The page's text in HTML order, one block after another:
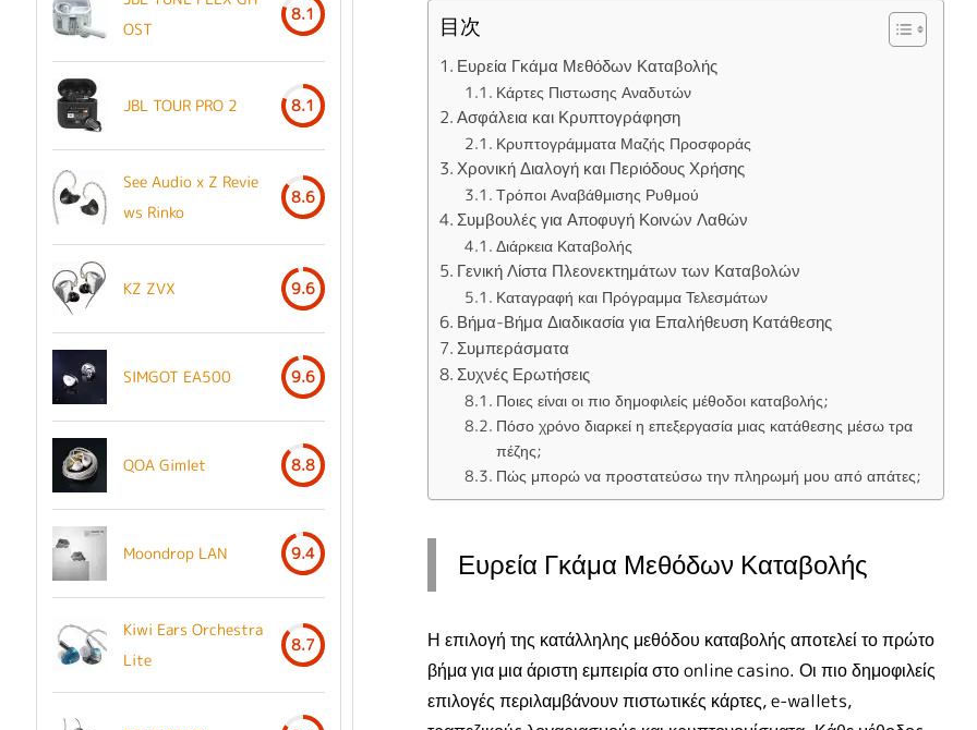
目次
Ευρεία Γκάμα Μεθόδων Καταβολής
Κάρτες Πιστωσης Αναδυτών
Ασφάλεια και Κρυπτογράφηση
Κρυπτογράμματα Μαζής Προσφοράς
Χρονική Διαλογή και Περιόδους Χρήσης
Τρόποι Αναβάθμισης Ρυθμού
Συμβουλές για Αποφυγή Κοινών Λαθών
Διάρκεια Καταβολής
Γενική Λίστα Πλεονεκτημάτων των Καταβολών
Καταγραφή και Πρόγραμμα Τελεσμάτων
Βήμα-Βήμα Διαδικασία για Επαλήθευση Κατάθεσης
Συμπεράσματα
Συχνές Ερωτήσεις
Ποιες είναι οι πιο δημοφιλείς μέθοδοι καταβολής;
Πόσο χρόνο διαρκεί η επεξεργασία μιας κατάθεσης μέσω τρα
πέζης;
Πώς μπορώ να προστατεύσω την πληρωμή μου από απάτες;
Ευρεία Γκάμα Μεθόδων Καταβολής
Η επιλογή της κατάλληλης μεθόδου καταβολής αποτελεί το πρώτο
βήμα για μια άριστη εμπειρία στο online casino. Οι πιο δημοφιλείς
επιλογές περιλαμβάνουν πιστωτικές κάρτες, e-wallets,
OST
8.1
JBL TOUR PRO 2 8.1
See Audio x Z Revie
ws Rinko
8.6
KZ ZVX 9.6
SIMGOT EA500 9.6
QOA Gimlet 8.8
Moondrop LAN 9.4
Kiwi Ears Orchestra
Lite
8.7